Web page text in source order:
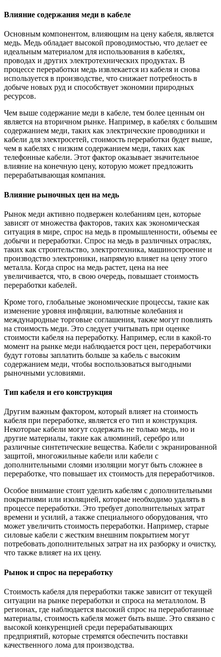
Влияние содержания меди в кабеле
Основным компонентом, влияющим на цену кабеля, является
медь. Медь обладает высокой проводимостью, что делает ее
идеальным материалом для использования в кабелях,
проводах и других электротехнических продуктах. В
процессе переработки медь извлекается из кабеля и снова
используется в производстве, что снижает потребность в
добыче новых руд и способствует экономии природных
ресурсов.
Чем выше содержание меди в кабеле, тем более ценным он
является на вторичном рынке. Например, в кабелях с большим
содержанием меди, таких как электрические проводники и
кабели для электросетей, стоимость переработки будет выше,
чем в кабелях с низким содержанием меди, таких как
телефонные кабели. Этот фактор оказывает значительное
влияние на конечную цену, которую может предложить
перерабатывающая компания.
Влияние рыночных цен на медь
Рынок меди активно подвержен колебаниям цен, которые
зависят от множества факторов, таких как экономическая
ситуация в мире, спрос на медь в промышленности, объемы ее
добычи и переработки. Спрос на медь в различных отраслях,
таких как строительство, электротехника, машиностроение и
производство электроники, напрямую влияет на цену этого
металла. Когда спрос на медь растет, цена на нее
увеличивается, что, в свою очередь, повышает стоимость
переработки кабелей.
Кроме того, глобальные экономические процессы, такие как
изменение уровня инфляции, валютные колебания и
международные торговые соглашения, также могут повлиять
на стоимость меди. Это следует учитывать при оценке
стоимости кабеля на переработку. Например, если в какой-то
момент на рынке меди наблюдается рост цен, переработчики
будут готовы заплатить больше за кабель с высоким
содержанием меди, чтобы воспользоваться выгодными
рыночными условиями.
Тип кабеля и его конструкция
Другим важным фактором, который влияет на стоимость
кабеля при переработке, является его тип и конструкция.
Некоторые кабели могут содержать не только медь, но и
другие материалы, такие как алюминий, серебро или
различные синтетические вещества. Кабели с экранированной
защитой, многожильные кабели или кабели с
дополнительными слоями изоляции могут быть сложнее в
переработке, что повышает их стоимость для переработчиков.
Особое внимание стоит уделить кабелям с дополнительными
покрытиями или изоляцией, которые необходимо удалять в
процессе переработки. Это требует дополнительных затрат
времени и усилий, а также специального оборудования, что
может увеличить стоимость переработки. Например, старые
силовые кабели с жестким внешним покрытием могут
потребовать дополнительных затрат на их разборку и очистку,
что также влияет на их цену.
Рынок и спрос на переработку
Стоимость кабеля для переработки также зависит от текущей
ситуации на рынке переработки и спроса на металлолом. В
регионах, где наблюдается высокий спрос на переработанные
материалы, стоимость кабеля может быть выше. Это связано с
высокой конкуренцией среди перерабатывающих
предприятий, которые стремятся обеспечить поставки
качественного лома для производства.